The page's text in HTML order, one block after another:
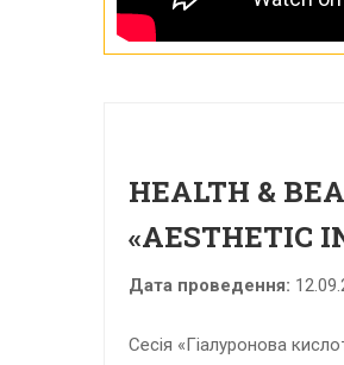
HEALTH &
«AESTHETIC
Дата проведення:
Сесія «Гіалуронова